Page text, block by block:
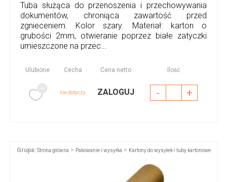
Tuba służąca do przenoszenia i przechowywania
dokumentów, chroniąca zawartość przed
zgnieceniem. Kolor szary. Materiał: karton o
grubości 2mm, otwieranie poprzez białe zatyczki
umieszczone na przec...
Ulubione Cecha Cena netto Ilość
nie dotyczy ZALOGUJ - +
Grupa: Strona główna > Pakowanie i wysyłka > Kartony do wysyłek i tuby kartonowe